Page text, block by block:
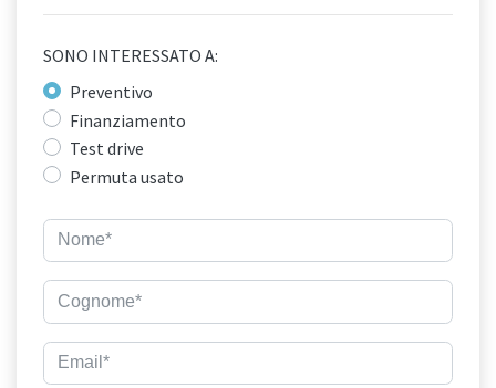
SONO INTERESSATO A:
Preventivo
Finanziamento
Test drive
Permuta usato